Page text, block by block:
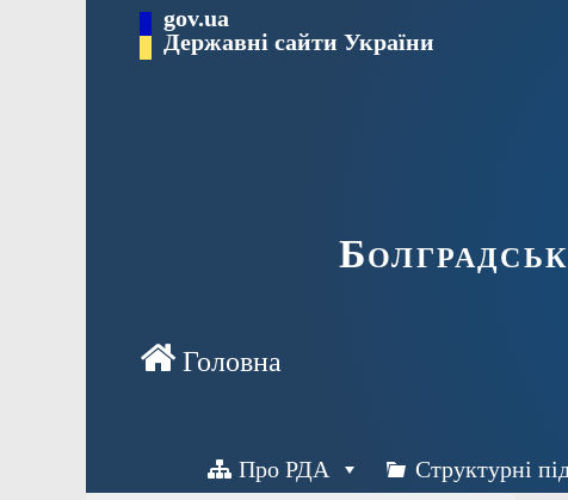
Перейти gov.ua
Державні сайти України
Про РДА Структурні